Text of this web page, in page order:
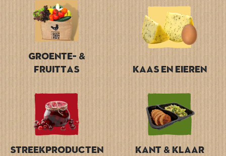
Groente- &
Fruittas
Kaas en Eieren
Streekproducten Kant & Klaar